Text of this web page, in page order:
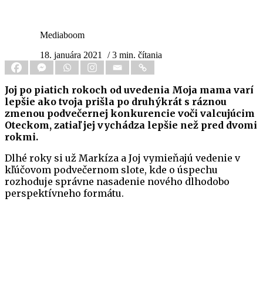
Mediaboom
18. januára 2021
/ 3 min. čítania
Joj po piatich rokoch od uvedenia Moja mama varí
lepšie ako tvoja prišla po druhýkrát s ráznou
zmenou podvečernej konkurencie voči valcujúcim
Oteckom, zatiaľ jej vychádza lepšie než pred dvomi
rokmi.
Dlhé roky si už Markíza a Joj vymieňajú vedenie v
kľúčovom podvečernom slote, kde o úspechu
rozhoduje správne nasadenie nového dlhodobo
perspektívneho formátu.